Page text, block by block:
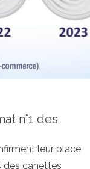
n°1 des
leur place
des canettes